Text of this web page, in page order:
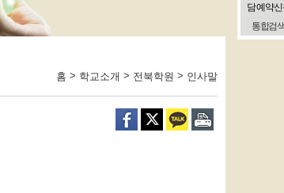
담 예약
통합검
홈 > 학교소개 > 전북학원 > 인사말